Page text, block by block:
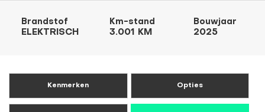
Brandstof
ELEKTRISCH
Km-stand
3.001 KM
Bouwjaar
2025
Kenmerken Opties